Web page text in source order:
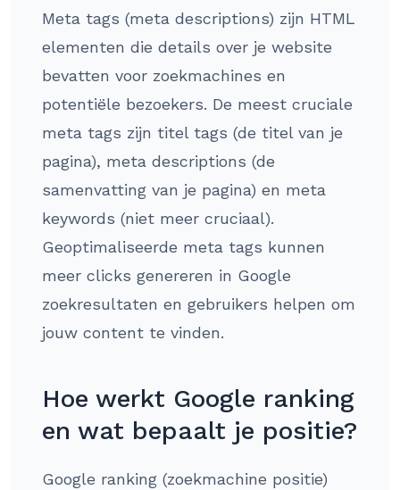
Meta tags (meta descriptions) zijn HTML
elementen die details over je website
bevatten voor zoekmachines en
potentiële bezoekers. De meest cruciale
meta tags zijn titel tags (de titel van je
pagina), meta descriptions (de
samenvatting van je pagina) en meta
keywords (niet meer cruciaal).
Geoptimaliseerde meta tags kunnen
meer clicks genereren in Google
zoekresultaten en gebruikers helpen om
jouw content te vinden.
Hoe werkt Google ranking
en wat bepaalt je positie?
Google ranking (zoekmachine positie)